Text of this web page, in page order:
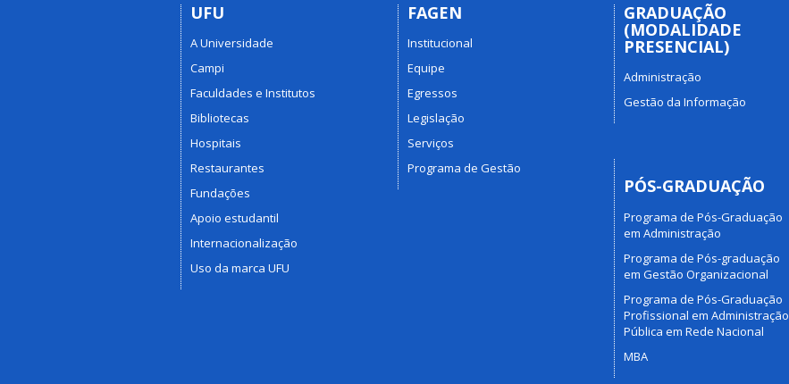
UFU
A Universidade
Campi
Faculdades e Institutos
Bibliotecas
Hospitais
Restaurantes
Fundações
Apoio estudantil
Internacionalização
Uso da marca UFU
FAGEN
Institucional
Equipe
Egressos
Legislação
Serviços
Programa de Gestão
GRADUAÇÃO
(MODALIDADE
PRESENCIAL)
Administração
Gestão da Informação
PÓS-GRADUAÇÃO
Programa de Pós-Graduação
em Administração
Programa de Pós-graduação
em Gestão Organizacional
Programa de Pós-Graduação
Profissional em Administração
Pública em Rede Nacional
MBA